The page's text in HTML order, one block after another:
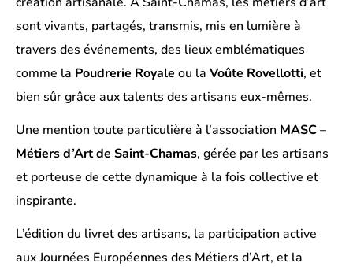
sont vivants, partagés, transmis, mis en lumière à
travers des événements, des lieux emblématiques
comme la Poudrerie Royale ou la Voûte Rovellotti, et
bien sûr grâce aux talents des artisans eux-mêmes.
Une mention toute particulière à l’association MASC–
Métiers d’Art de Saint-Chamas, gérée par les artisans
et porteuse de cette dynamique à la fois collective et
inspirante.
L’édition du livret des artisans, la participation active
aux Journées Européennes des Métiers d’Art, et la